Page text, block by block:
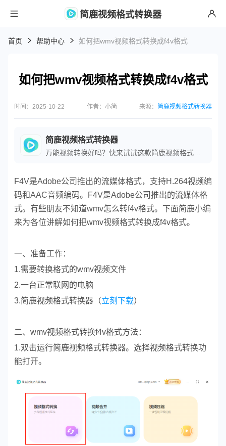
简鹿视频格式转换器
首页 帮助中心 如何把wmv视频格式转换成f4v格式
如何把wmv视频格式转换成f4v格式
时间：2025-10-22 作者：小简 来源： 简鹿视频格式转换器
简鹿视频格式转换器
F4V是Adobe公司推出的流媒体格式，支持H.264视频编
码和AAC音频编码。F4V是Adobe公司推出的流媒体格
式。有些朋友不知道wmv怎么转f4v格式。下面简鹿小编
来为各位讲解如何把wmv视频格式转换成f4v格式。
一、准备工作：
1.需要转换格式的wmv视频文件
2.一台正常联网的电脑
3.简鹿视频格式转换器（立刻下载）
二、wmv视频格式转换f4v格式方法：
1.双击运行简鹿视频格式转换器。选择视频格式转换功
能打开。